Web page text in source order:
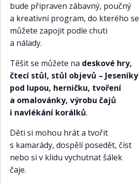
bude připraven zábavný, poučný
a kreativní program, do kterého se
můžete zapojit podle chuti
a nálady.
Těšit se můžete na deskové hry,
čtecí stůl, stůl objevů – Jeseníky
pod lupou, herničku, tvoření
a omalovánky, výrobu čajů
i navlékání korálků.
Děti si mohou hrát a tvořit
s kamarády, dospělí posedět, číst
nebo si v klidu vychutnat šálek
čaje.